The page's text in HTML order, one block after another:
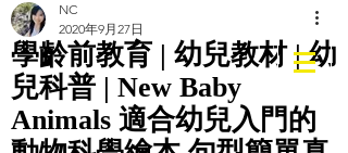
學齡前教育 | 幼兒教材 | 幼
兒科普 | New Baby
Animals 適合幼兒入門的
NC
2020年9月27日